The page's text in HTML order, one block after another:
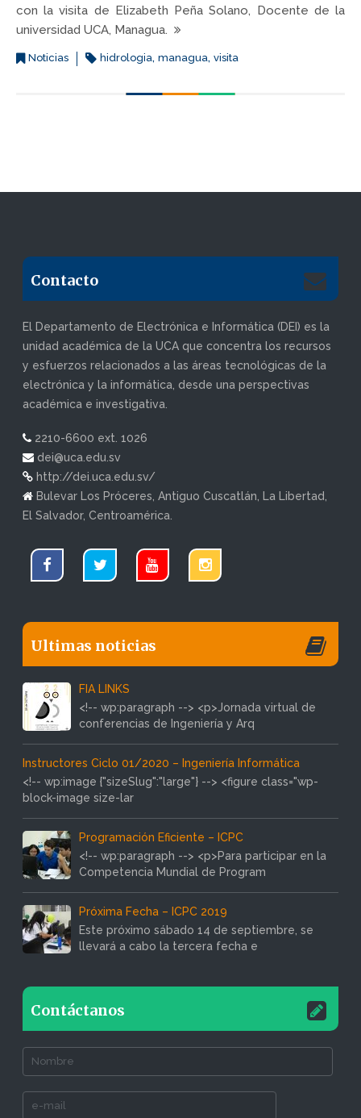
con la visita de Elizabeth Peña Solano, Docente de la
universidad UCA, Managua.
Noticias hidrologia, managua, visita
Contacto
El Departamento de Electrónica e Informática (DEI) es la
unidad académica de la UCA que concentra los recursos
y esfuerzos relacionados a las áreas tecnológicas de la
electrónica y la informática, desde una perspectivas
académica e investigativa.
2210-6600 ext. 1026
dei@uca.edu.sv
http://dei.uca.edu.sv/
Bulevar Los Próceres, Antiguo Cuscatlán, La Libertad,
El Salvador, Centroamérica.
Ultimas noticias
FIA LINKS
<!-- wp:paragraph --> <p>Jornada virtual de
conferencias de Ingeniería y Arq
Instructores Ciclo 01/2020 – Ingeniería Informática
<!-- wp:image {"sizeSlug":"large"} --> <figure class="wp-
block-image size-lar
Programación Eficiente – ICPC
<!-- wp:paragraph --> <p>Para participar en la
Competencia Mundial de Program
Próxima Fecha – ICPC 2019
Este próximo sábado 14 de septiembre, se
llevará a cabo la tercera fecha e
Contáctanos